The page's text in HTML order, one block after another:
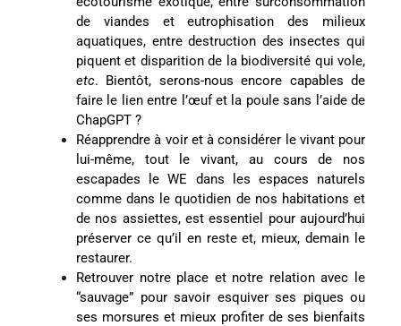
de viandes et eutrophisation des milieux
aquatiques, entre destruction des insectes qui
piquent et disparition de la biodiversité qui vole,
etc. Bientôt, serons-nous encore capables de
faire le lien entre l’œuf et la poule sans l’aide de
ChapGPT ?
Réapprendre à voir et à considérer le vivant pour
lui-même, tout le vivant, au cours de nos
escapades le WE dans les espaces naturels
comme dans le quotidien de nos habitations et
de nos assiettes, est essentiel pour aujourd’hui
préserver ce qu’il en reste et, mieux, demain le
restaurer.
Retrouver notre place et notre relation avec le
“sauvage” pour savoir esquiver ses piques ou
ses morsures et mieux profiter de ses bienfaits